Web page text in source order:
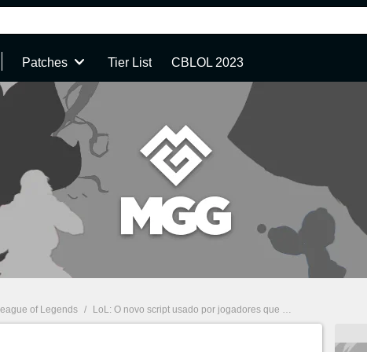
Patches Tier List CBLOL 2023
of Legends / LoL: O novo script usado por jogadores que os permite matar inimigos instantaneamente